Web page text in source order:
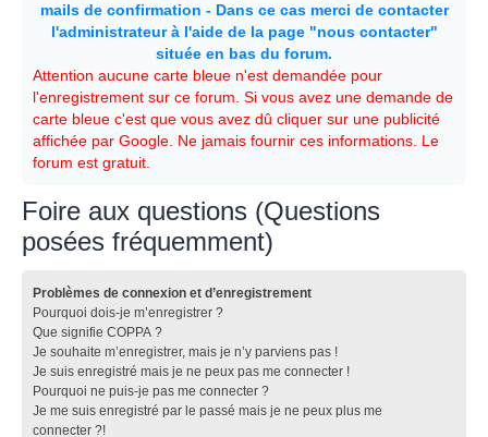
mails de confirmation - Dans ce cas merci de contacter
l'administrateur à l'aide de la page "nous contacter"
située en bas du forum.
Attention aucune carte bleue n'est demandée pour
l'enregistrement sur ce forum. Si vous avez une demande de
carte bleue c'est que vous avez dû cliquer sur une publicité
affichée par Google. Ne jamais fournir ces informations. Le
forum est gratuit.
Foire aux questions (Questions
posées fréquemment)
Problèmes de connexion et d’enregistrement
Pourquoi dois-je m’enregistrer ?
Que signifie COPPA ?
Je souhaite m’enregistrer, mais je n’y parviens pas !
Je suis enregistré mais je ne peux pas me connecter !
Pourquoi ne puis-je pas me connecter ?
Je me suis enregistré par le passé mais je ne peux plus me
connecter ?!